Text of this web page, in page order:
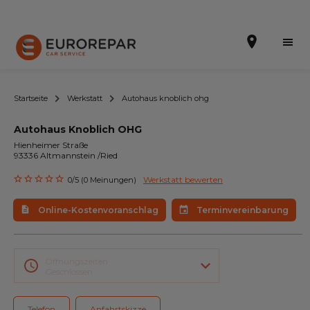
Terminvereinbarung
Online-Kostenvoranschlag
Die Marke
Leistungen
Angebote
Startseite Werkstatt Autohaus knoblich ohg
Autohaus Knoblich OHG
Hienheimer Straße
93336 Altmannstein /Ried
0/5 (0 Meinungen) Werkstatt bewerten
Online-Kostenvoranschlag Terminvereinbarung